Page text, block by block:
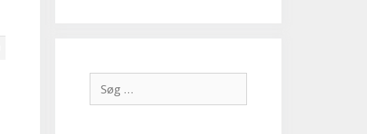
efter: